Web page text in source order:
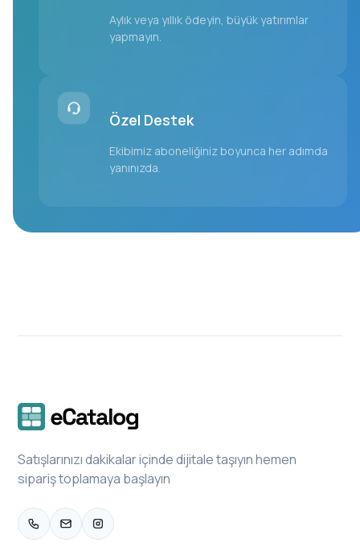
Aylık veya yıllık ödeyin, büyük yatırımlar
yapmayın.
Özel Destek
Ekibimiz aboneliğiniz boyunca her adımda
yanınızda.
Satışlarınızı dakikalar içinde dijitale taşıyın hemen
sipariş toplamaya başlayın